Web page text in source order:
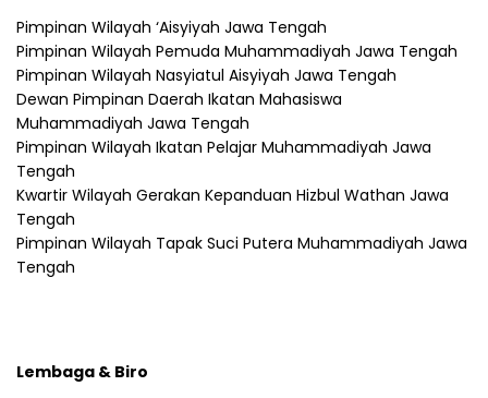
Pimpinan Wilayah ‘Aisyiyah Jawa Tengah
Pimpinan Wilayah Pemuda Muhammadiyah Jawa Tengah
Pimpinan Wilayah Nasyiatul Aisyiyah Jawa Tengah
Dewan Pimpinan Daerah Ikatan Mahasiswa
Muhammadiyah Jawa Tengah
Pimpinan Wilayah Ikatan Pelajar Muhammadiyah Jawa
Tengah
Kwartir Wilayah Gerakan Kepanduan Hizbul Wathan Jawa
Tengah
Pimpinan Wilayah Tapak Suci Putera Muhammadiyah Jawa
Tengah
Lembaga & Biro